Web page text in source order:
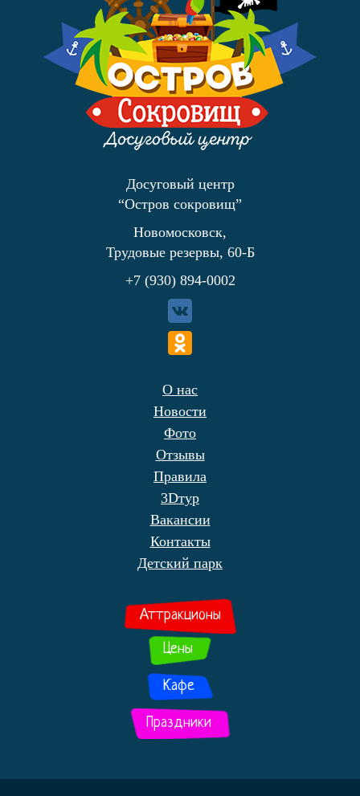
Досуговый центр
“Остров сокровищ”
Новомосковск,
Трудовые резервы, 60-Б
+7 (930) 894-0002
О нас
Новости
Фото
Отзывы
Правила
3Dтур
Вакансии
Контакты
Детский парк
Аттракционы
Цены
Кафе
Праздники